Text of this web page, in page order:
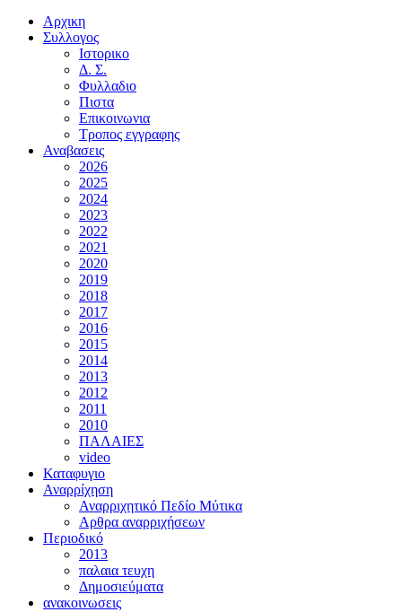
Αρχικη
Συλλογος
Ιστορικο
Δ. Σ.
Φυλλαδιο
Πιστα
Επικοινωνια
Τροπος εγγραφης
Αναβασεις
2026
2025
2024
2023
2022
2021
2020
2019
2018
2017
2016
2015
2014
2013
2012
2011
2010
ΠΑΛΑΙΕΣ
video
Καταφυγιο
Αναρρίχηση
Αναρριχητικό Πεδίο Μύτικα
Αρθρα αναρριχήσεων
Περιοδικό
2013
παλαια τευχη
Δημοσιεύματα
ανακοινωσεις